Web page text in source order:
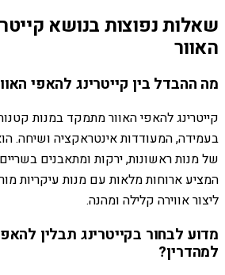
שאלות נפוצות בנושא
האוור
מה ההבדל בין קייטרינג להאפי
קייטרינג להאפי האוור מתמקד במנות
בעמידה, המעודדות אינטראקציה ושיחה.
של מנות ראשונות, ירקות ומתאבנים בשריים,
המציע ארוחות מלאות עם מנות עיקריות
ליצור אווירה קלילה ומהנה.
מדוע לבחור בקייטרינג תבלין
למהדרין?